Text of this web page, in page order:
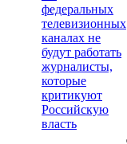
федеральных
телевизионных
каналах не
будут работать
журналисты,
которые
критикуют
Российскую
власть